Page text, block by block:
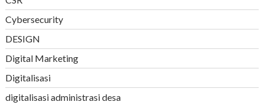
Cybersecurity
DESIGN
Digital Marketing
Digitalisasi
digitalisasi administrasi desa